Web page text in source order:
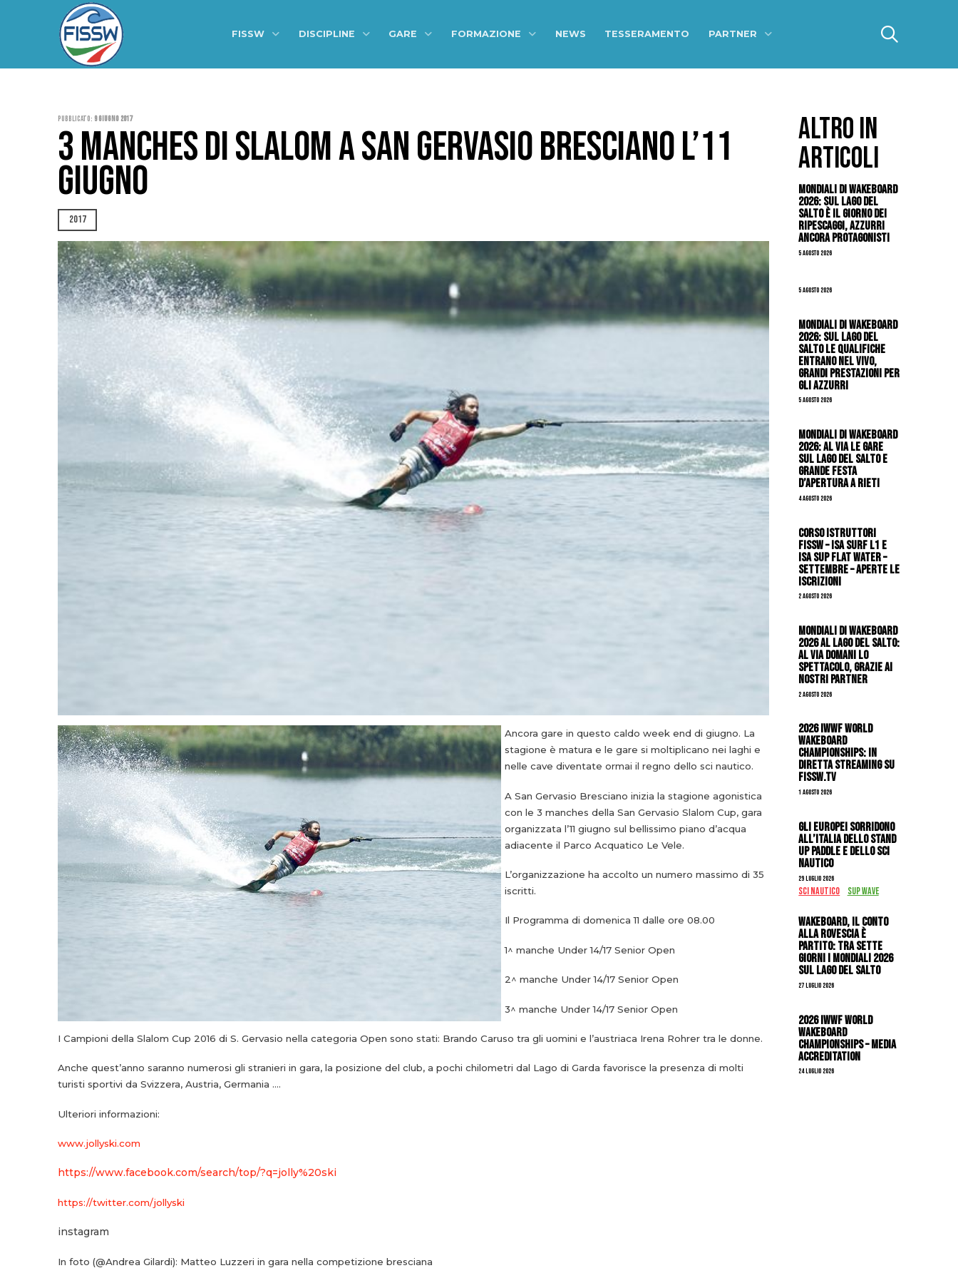
FISSW DISCIPLINE GARE FORMAZIONE NEWS TESSERAMENTO PARTNER
Pubblicato: 9 Giugno 2017
3 MANCHES DI SLALOM A SAN GERVASIO BRESCIANO L’11
GIUGNO
2017
Ancora gare in questo caldo week end di giugno. La
stagione è matura e le gare si moltiplicano nei laghi e
nelle cave diventate ormai il regno dello sci nautico.
A San Gervasio Bresciano inizia la stagione agonistica
con le 3 manches della San Gervasio Slalom Cup, gara
organizzata l’11 giugno sul bellissimo piano d’acqua
adiacente il Parco Acquatico Le Vele.
L’organizzazione ha accolto un numero massimo di 35
iscritti.
Il Programma di domenica 11 dalle ore 08.00
1^ manche Under 14/17 Senior Open
2^ manche Under 14/17 Senior Open
3^ manche Under 14/17 Senior Open
I Campioni della Slalom Cup 2016 di S. Gervasio nella categoria Open sono stati: Brando Caruso tra gli uomini e l’austriaca Irena Rohrer tra le donne.
Anche quest’anno saranno numerosi gli stranieri in gara, la posizione del club, a pochi chilometri dal Lago di Garda favorisce la presenza di molti
turisti sportivi da Svizzera, Austria, Germania ….
Ulteriori informazioni:
www.jollyski.com
https://www.facebook.com/search/top/?q=jolly%20ski
https://twitter.com/jollyski
instagram
In foto (@Andrea Gilardi): Matteo Luzzeri in gara nella competizione bresciana
ALTRO IN
ARTICOLI
Mondiali di Wakeboard
2026: sul Lago del
Salto è il giorno dei
ripescaggi, azzurri
ancora protagonisti
5 Agosto 2026
5 Agosto 2026
Mondiali di Wakeboard
2026: sul Lago del
Salto le qualifiche
entrano nel vivo,
grandi prestazioni per
gli azzurri
5 Agosto 2026
Mondiali di Wakeboard
2026: al via le gare
sul Lago del Salto e
grande festa
d’apertura a Rieti
4 Agosto 2026
CORSO ISTRUTTORI
FISSW – ISA SURF L1 e
ISA SUP Flat Water –
SETTEMBRE – APERTE LE
ISCRIZIONI
2 Agosto 2026
Mondiali di Wakeboard
2026 al Lago del Salto:
al via domani lo
spettacolo, grazie ai
nostri Partner
2 Agosto 2026
2026 IWWF WORLD
WAKEBOARD
CHAMPIONSHIPS: IN
DIRETTA STREAMING SU
FISSW.TV
1 Agosto 2026
Gli Europei sorridono
all’Italia dello stand
up paddle e dello sci
nautico
29 Luglio 2026
SCI NAUTICO SUP WAVE
Wakeboard, il conto
alla rovescia è
partito: tra sette
giorni i Mondiali 2026
sul Lago del Salto
27 Luglio 2026
2026 IWWF WORLD
WAKEBOARD
CHAMPIONSHIPS – MEDIA
ACCREDITATION
24 Luglio 2026